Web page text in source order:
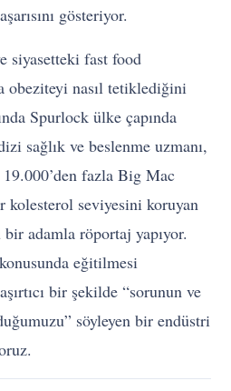
gösteriyor.
siyasetteki fast food
obeziteyi nasıl tetiklediğini
Spurlock ülke çapında
sağlık ve beslenme uzmanı,
19.000’den fazla Big Mac
kolesterol seviyesini koruyan
bir adamla röportaj yapıyor.
eğitilmesi
bir şekilde “sorunun ve
söyleyen bir endüstri